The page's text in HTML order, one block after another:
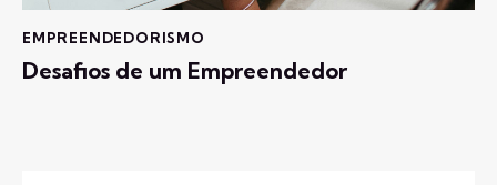
EMPREENDEDORISMO
Desafios de um Empreendedor